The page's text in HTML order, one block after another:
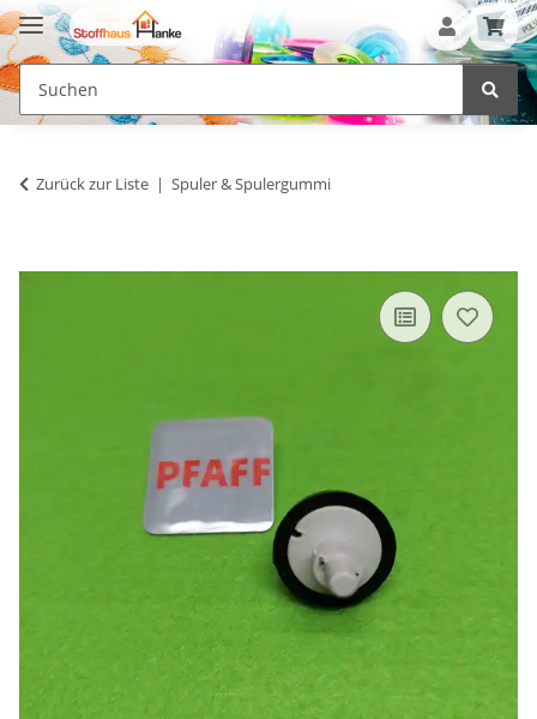
Zurück zur Liste Spuler & Spulergummi